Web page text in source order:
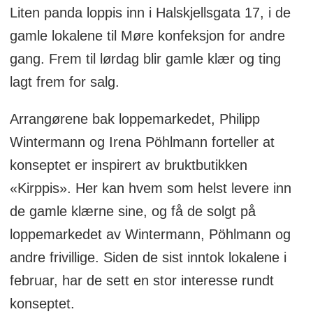
Liten panda loppis inn i Halskjellsgata 17, i de
gamle lokalene til Møre konfeksjon for andre
gang. Frem til lørdag blir gamle klær og ting
lagt frem for salg.
Arrangørene bak loppemarkedet, Philipp
Wintermann og Irena Pöhlmann forteller at
konseptet er inspirert av bruktbutikken
«Kirppis». Her kan hvem som helst levere inn
de gamle klærne sine, og få de solgt på
loppemarkedet av Wintermann, Pöhlmann og
andre frivillige. Siden de sist inntok lokalene i
februar, har de sett en stor interesse rundt
konseptet.